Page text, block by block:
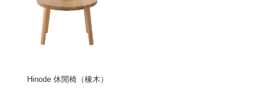
Hinode 休閒椅（橡木）